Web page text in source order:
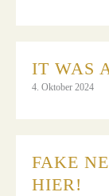
IT WAS
4. Oktober 2024
FAKE
HIER!